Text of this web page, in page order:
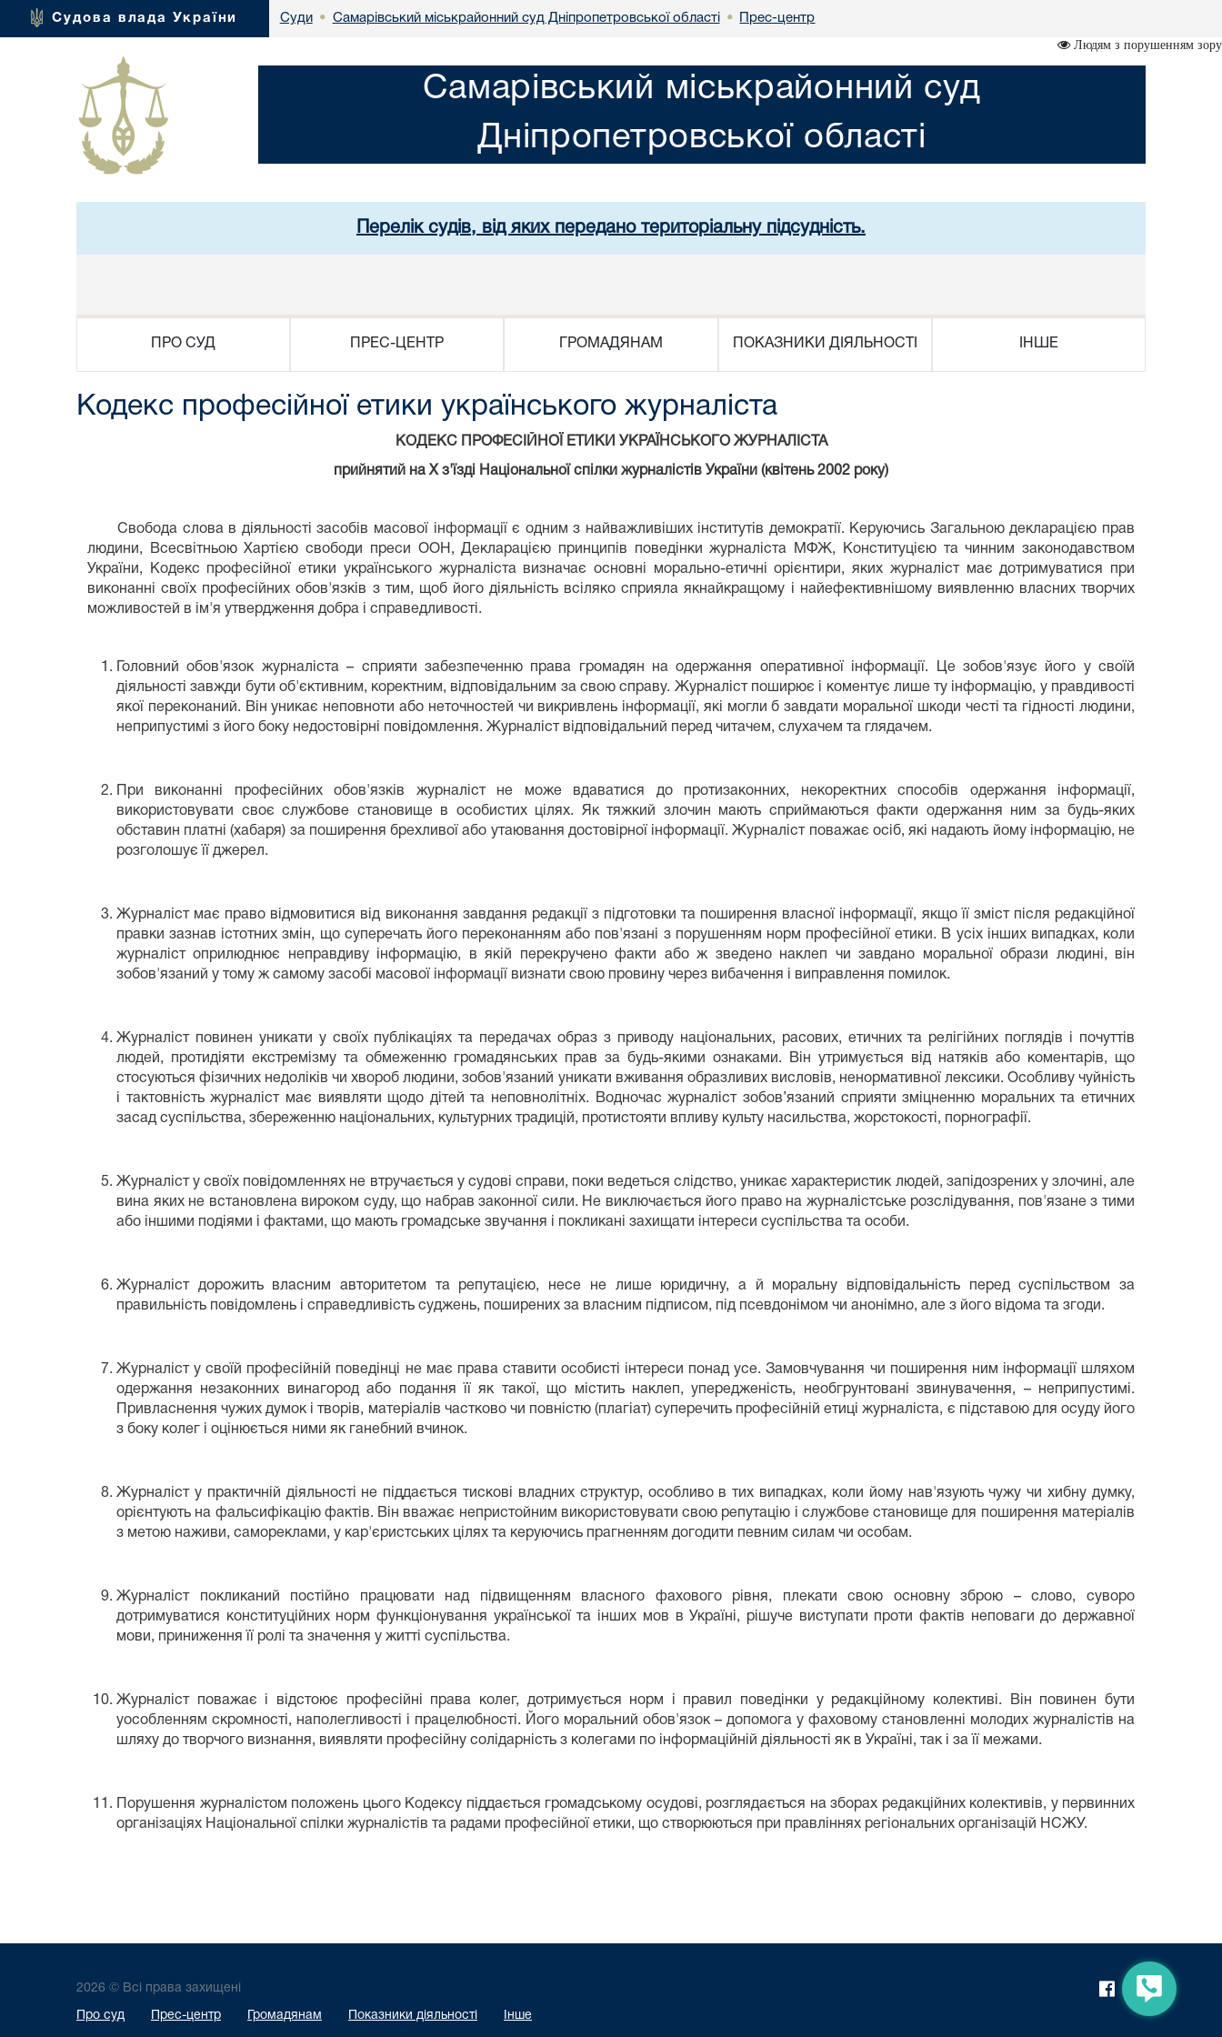
Судова влада України Суди • Самарівський міськрайонний суд Дніпропетровської області • Прес-центр
Людям з порушенням зору
Самарівський міськрайонний суд
Дніпропетровської області
Перелік судів, від яких передано територіальну підсудність.
ПРО СУД ПРЕС-ЦЕНТР ГРОМАДЯНАМ ПОКАЗНИКИ ДІЯЛЬНОСТІ ІНШЕ
Кодекс професійної етики українського журналіста
КОДЕКС ПРОФЕСІЙНОЇ ЕТИКИ УКРАЇНСЬКОГО ЖУРНАЛІСТА
прийнятий на Х з'їзді Національної спілки журналістів України (квітень 2002 року)
Свобода слова в діяльності засобів масової інформації є одним з найважливіших інститутів демократії. Керуючись Загальною декларацією прав
людини, Всесвітньою Хартією свободи преси ООН, Декларацією принципів поведінки журналіста МФЖ, Конституцією та чинним законодавством
України, Кодекс професійної етики українського журналіста визначає основні морально-етичні орієнтири, яких журналіст має дотримуватися при
виконанні своїх професійних обов'язків з тим, щоб його діяльність всіляко сприяла якнайкращому і найефективнішому виявленню власних творчих
можливостей в ім'я утвердження добра і справедливості.
Головний обов'язок журналіста – сприяти забезпеченню права громадян на одержання оперативної інформації. Це зобов'язує його у своїй
діяльності завжди бути об'єктивним, коректним, відповідальним за свою справу. Журналіст поширює і коментує лише ту інформацію, у правдивості
якої переконаний. Він уникає неповноти або неточностей чи викривлень інформації, які могли б завдати моральної шкоди честі та гідності людини,
неприпустимі з його боку недостовірні повідомлення. Журналіст відповідальний перед читачем, слухачем та глядачем.
При виконанні професійних обов'язків журналіст не може вдаватися до протизаконних, некоректних способів одержання інформації,
використовувати своє службове становище в особистих цілях. Як тяжкий злочин мають сприймаються факти одержання ним за будь-яких
обставин платні (хабаря) за поширення брехливої або утаювання достовірної інформації. Журналіст поважає осіб, які надають йому інформацію, не
розголошує її джерел.
Журналіст має право відмовитися від виконання завдання редакції з підготовки та поширення власної інформації, якщо її зміст після редакційної
правки зазнав істотних змін, що суперечать його переконанням або пов'язані з порушенням норм професійної етики. В усіх інших випадках, коли
журналіст оприлюднює неправдиву інформацію, в якій перекручено факти або ж зведено наклеп чи завдано моральної образи людині, він
зобов'язаний у тому ж самому засобі масової інформації визнати свою провину через вибачення і виправлення помилок.
Журналіст повинен уникати у своїх публікаціях та передачах образ з приводу національних, расових, етичних та релігійних поглядів і почуттів
людей, протидіяти екстремізму та обмеженню громадянських прав за будь-якими ознаками. Він утримується від натяків або коментарів, що
стосуються фізичних недоліків чи хвороб людини, зобов'язаний уникати вживання образливих висловів, ненормативної лексики. Особливу чуйність
і тактовність журналіст має виявляти щодо дітей та неповнолітніх. Водночас журналіст зобов’язаний сприяти зміцненню моральних та етичних
засад суспільства, збереженню національних, культурних традицій, протистояти впливу культу насильства, жорстокості, порнографії.
Журналіст у своїх повідомленнях не втручається у судові справи, поки ведеться слідство, уникає характеристик людей, запідозрених у злочині, але
вина яких не встановлена вироком суду, що набрав законної сили. Не виключається його право на журналістське розслідування, пов'язане з тими
або іншими подіями і фактами, що мають громадське звучання і покликані захищати інтереси суспільства та особи.
Журналіст дорожить власним авторитетом та репутацією, несе не лише юридичну, а й моральну відповідальність перед суспільством за
правильність повідомлень і справедливість суджень, поширених за власним підписом, під псевдонімом чи анонімно, але з його відома та згоди.
Журналіст у своїй професійній поведінці не має права ставити особисті інтереси понад усе. Замовчування чи поширення ним інформації шляхом
одержання незаконних винагород або подання її як такої, що містить наклеп, упередженість, необгрунтовані звинувачення, – неприпустимі.
Привласнення чужих думок і творів, матеріалів частково чи повністю (плагіат) суперечить професійній етиці журналіста, є підставою для осуду його
з боку колег і оцінюється ними як ганебний вчинок.
Журналіст у практичній діяльності не піддається тискові владних структур, особливо в тих випадках, коли йому нав'язують чужу чи хибну думку,
орієнтують на фальсифікацію фактів. Він вважає непристойним використовувати свою репутацію і службове становище для поширення матеріалів
з метою наживи, самореклами, у кар'єристських цілях та керуючись прагненням догодити певним силам чи особам.
Журналіст покликаний постійно працювати над підвищенням власного фахового рівня, плекати свою основну зброю – слово, суворо
дотримуватися конституційних норм функціонування української та інших мов в Україні, рішуче виступати проти фактів неповаги до державної
мови, приниження її ролі та значення у житті суспільства.
Журналіст поважає і відстоює професійні права колег, дотримується норм і правил поведінки у редакційному колективі. Він повинен бути
уособленням скромності, наполегливості і працелюбності. Його моральний обов'язок – допомога у фаховому становленні молодих журналістів на
шляху до творчого визнання, виявляти професійну солідарність з колегами по інформаційній діяльності як в Україні, так і за її межами.
Порушення журналістом положень цього Кодексу піддається громадському осудові, розглядається на зборах редакційних колективів, у первинних
організаціях Національної спілки журналістів та радами професійної етики, що створюються при правліннях регіональних організацій НСЖУ.
2026 © Всі права захищені
Про суд Прес-центр Громадянам Показники діяльності Інше